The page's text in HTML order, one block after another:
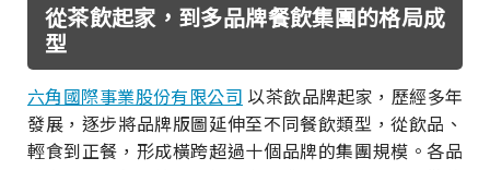
從茶飲起家，到多品牌餐飲集團的格局成
型
六角國際事業股份有限公司 以茶飲品牌起家，歷經多年
發展，逐步將品牌版圖延伸至不同餐飲類型，從飲品、
輕食到正餐，形成橫跨超過十個品牌的集團規模。各品